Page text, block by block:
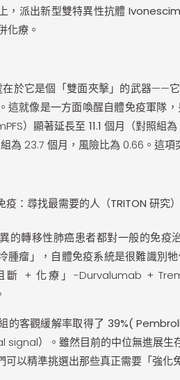
，派出新型雙特異性抗體
化療。
於它是個「雙面夾擊」的武器——它
這就像是一方面喚醒自體免疫軍隊
）顯著延長至 11.1 個月 （對照組
組為 23.7 個月，風險比為 0.66。這
：尋找最需要的人（TRITON 研究）
的轉移性肺癌患者都對一般的免疫
腫瘤」，自體免疫系統是很難識別牠
斷 + 化療」-Durvalumab +
的客觀緩解率取得了 39%(
）。雖然目前的中位無進展生
可以精準挑選出那些真正需要「強